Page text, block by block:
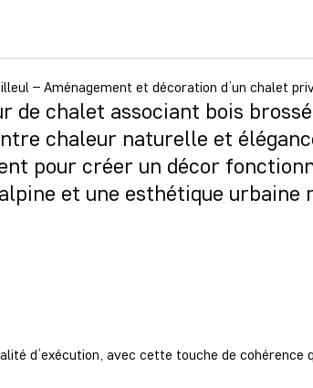
– Aménagement et décoration d’un chalet
de chalet associant bois
chaleur naturelle et
pour créer un décor
et une esthétique urbaine
d’exécution, avec cette touche de